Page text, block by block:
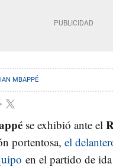
MBAPPÉ
se exhibió ante el
portentosa, el
en el partido de